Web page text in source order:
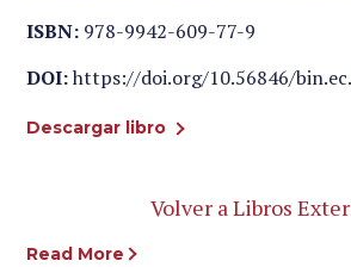
ISBN: 978-9942-609-77-9
DOI: https://doi.org/10.56846/
Descargar libro
Volver a Libros
Read More